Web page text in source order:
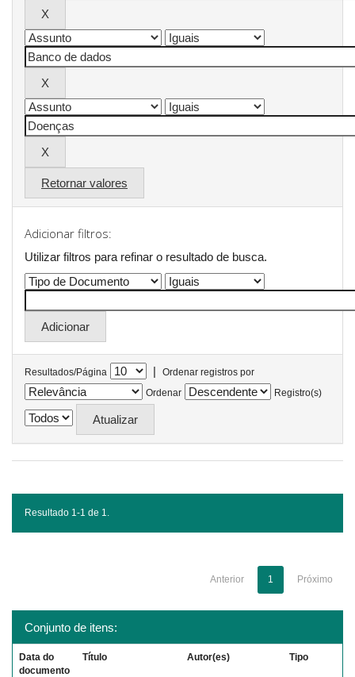
Retornar valores
Adicionar filtros:
Utilizar filtros para refinar o resultado de busca.
Resultados/Página |
Ordenar registros por
Ordenar
Registro(s)
Resultado 1-1 de 1.
Anterior 1 Próximo
Conjunto de itens:
Data do
documento
Título Autor(es) Tipo